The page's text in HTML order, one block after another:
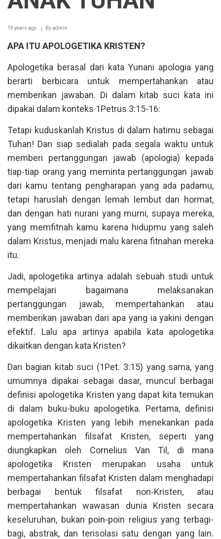
19 years ago Byadmin
APA ITU APOLOGETIKA KRISTEN?
Apologetika berasal dari kata Yunani apologia yang
berarti berbicara untuk mempertahankan atau
memberikan jawaban. Di dalam kitab suci kata ini
dipakai dalam konteks 1Petrus 3:15-16:
Tetapi kuduskanlah Kristus di dalam hatimu sebagai
Tuhan! Dan siap sedialah pada segala waktu untuk
memberi pertanggungan jawab (apologia) kepada
tiap-tiap orang yang meminta pertanggungan jawab
dari kamu tentang pengharapan yang ada padamu,
tetapi haruslah dengan lemah lembut dan hormat,
dan dengan hati nurani yang murni, supaya mereka,
yang memfitnah kamu karena hidupmu yang saleh
dalam Kristus, menjadi malu karena fitnahan mereka
itu.
Jadi, apologetika artinya adalah sebuah studi untuk
mempelajari bagaimana melaksanakan
pertanggungan jawab, mempertahankan atau
memberikan jawaban dari apa yang ia yakini dengan
efektif. Lalu apa artinya apabila kata apologetika
dikaitkan dengan kata Kristen?
Dari bagian kitab suci (1Pet. 3:15) yang sama, yang
umumnya dipakai sebagai dasar, muncul berbagai
definisi apologetika Kristen yang dapat kita temukan
di dalam buku-buku apologetika. Pertama, definisi
apologetika Kristen yang lebih menekankan pada
mempertahankan filsafat Kristen, seperti yang
diungkapkan oleh Cornelius Van Til, di mana
apologetika Kristen merupakan usaha untuk
mempertahankan filsafat Kristen dalam menghadapi
berbagai bentuk filsafat non-Kristen, atau
mempertahankan wawasan dunia Kristen secara
keseluruhan, bukan poin-poin religius yang terbagi-
bagi, abstrak, dan terisolasi satu dengan yang lain.